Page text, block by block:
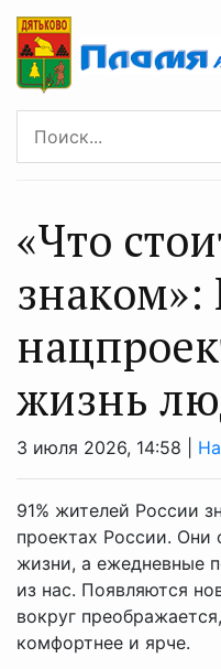
«Что
знаком»:
жизнь
3 июля 2026, 14:58 |
91% жителей России
проектах России. Они
жизни, а ежедневные
из нас. Появляются
вокруг
комфортнее и ярче.